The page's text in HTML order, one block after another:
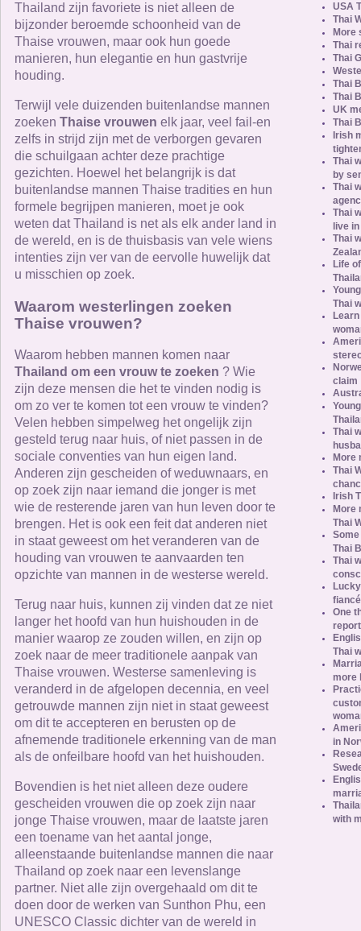
Thailand zijn favoriete is niet alleen de
bijzonder beroemde schoonheid van de
Thaise vrouwen, maar ook hun goede
manieren, hun elegantie en hun gastvrije
houding.
Terwijl vele duizenden buitenlandse mannen
zoeken Thaise vrouwen elk jaar, veel fail-en
zelfs in strijd zijn met de verborgen gevaren
die schuilgaan achter deze prachtige
gezichten. Hoewel het belangrijk is dat
buitenlandse mannen Thaise tradities en hun
formele begrijpen manieren, moet je ook
weten dat Thailand is net als elk ander land in
de wereld, en is de thuisbasis van vele wiens
intenties zijn ver van de eervolle huwelijk dat
u misschien op zoek.
Waarom westerlingen zoeken
Thaise vrouwen?
Waarom hebben mannen komen naar
Thailand om een ​​vrouw te zoeken ? Wie
zijn deze mensen die het te vinden nodig is
om zo ver te komen tot een vrouw te vinden?
Velen hebben simpelweg het ongelijk zijn
gesteld terug naar huis, of niet passen in de
sociale conventies van hun eigen land.
Anderen zijn gescheiden of weduwnaars, en
op zoek zijn naar iemand die jonger is met
wie de resterende jaren van hun leven door te
brengen. Het is ook een feit dat anderen niet
in staat geweest om het veranderen van de
houding van vrouwen te aanvaarden ten
opzichte van mannen in de westerse wereld.
Terug naar huis, kunnen zij vinden dat ze niet
langer het hoofd van hun huishouden in de
manier waarop ze zouden willen, en zijn op
zoek naar de meer traditionele aanpak van
Thaise vrouwen. Westerse samenleving is
veranderd in de afgelopen decennia, en veel
getrouwde mannen zijn niet in staat geweest
om dit te accepteren en berusten op de
afnemende traditionele erkenning van de man
als de onfeilbare hoofd van het huishouden.
Bovendien is het niet alleen deze oudere
gescheiden vrouwen die op zoek zijn naar
jonge Thaise vrouwen, maar de laatste jaren
een toename van het aantal jonge,
alleenstaande buitenlandse mannen die naar
Thailand op zoek naar een levenslange
partner. Niet alle zijn overgehaald om dit te
doen door de werken van Sunthon Phu, een
UNESCO Classic dichter van de wereld in
USA
Thai
More
Thai
Thai
Thai
Thai
UK
Thai
Irish
Thai
by
Thai
Thai
live in
Thai
Life
Thai
claim
Thai
More
Thai
Irish
More
Thai
Thai
Thai
One
Thai
more
in
with